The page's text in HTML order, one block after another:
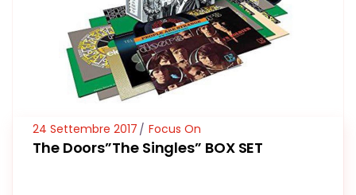
24 Settembre 2017 Focus On
The Doors”The Singles” BOX SET